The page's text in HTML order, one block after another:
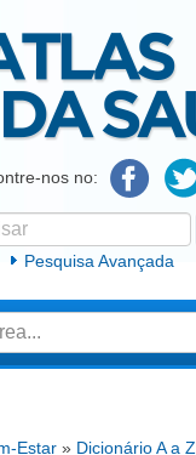
nos no:
procura
Pesquisa Avançada
Estar » Dicionário A a Z